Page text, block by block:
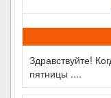
Здравствуйте!
пятницы ....